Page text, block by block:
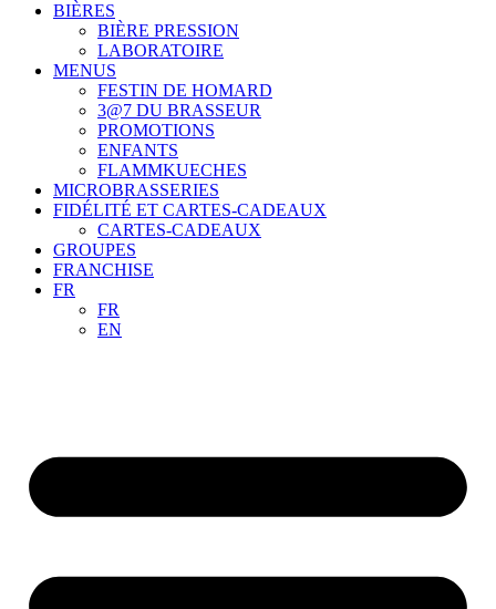
BIÈRES
BIÈRE PRESSION
LABORATOIRE
MENUS
FESTIN DE HOMARD
3@7 DU BRASSEUR
PROMOTIONS
ENFANTS
FLAMMKUECHES
MICROBRASSERIES
FIDÉLITÉ ET CARTES-CADEAUX
CARTES-CADEAUX
GROUPES
FRANCHISE
FR
FR
EN